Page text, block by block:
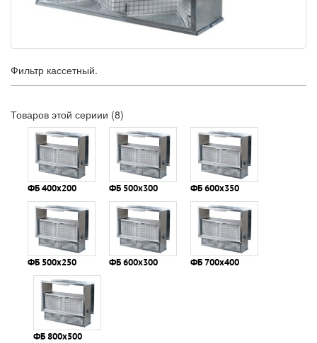
Фильтр кассетный.
Товаров этой сериии (8)
ФБ 400х200
ФБ 500х250
ФБ 500х300
ФБ 600х300
ФБ 600х350
ФБ 700х400
ФБ 800х500